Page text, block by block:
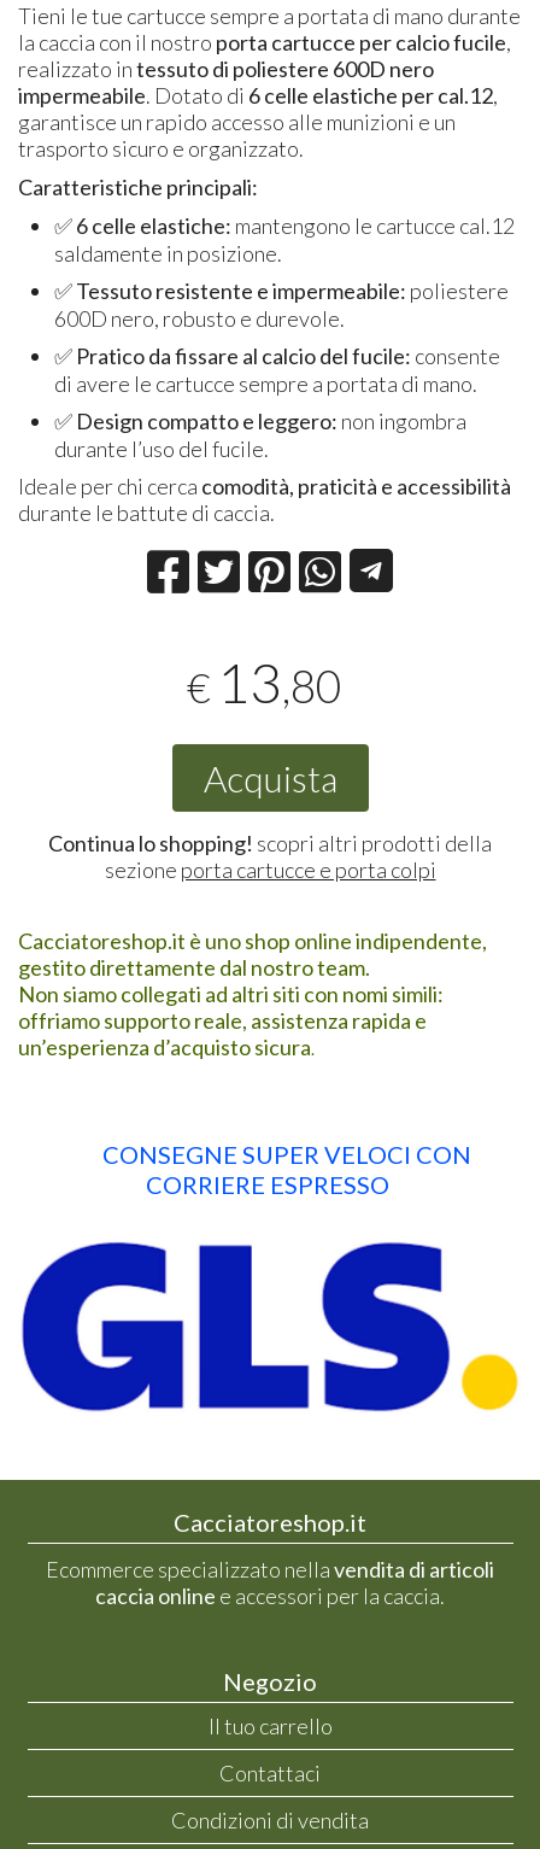
Tieni le tue cartucce sempre a portata di mano durante
la caccia con il nostro porta cartucce per calcio fucile,
realizzato intessuto di poliestere 600D nero
impermeabile. Dotato di 6 celle elastiche per cal.12,
garantisce un rapido accesso alle munizioni e un
trasporto sicuro e organizzato.
Caratteristiche principali:
✅6 celle elastiche: mantengono le cartucce cal.12
saldamente in posizione.
✅Tessuto resistente e impermeabile: poliestere
600D nero, robusto e durevole.
✅ Pratico da fissare al calcio del fucile: consente
di avere le cartucce sempre a portata di mano.
✅ Design compatto e leggero: non ingombra
durante l’uso del fucile.
Ideale per chi cerca comodità, praticità e accessibilità
durante le battute di caccia.
€ 13,80
Acquista
Continua lo shopping! scopri altri prodotti della
sezione porta cartucce e porta colpi
Cacciatoreshop.it è uno shop online indipendente,
gestito direttamente dal nostro team.
Non siamo collegati ad altri siti con nomi simili:
offriamo supporto reale, assistenza rapida e
un’esperienza d’acquisto sicura.
CONSEGNE SUPER VELOCI CON
CORRIERE ESPRESSO
Cacciatoreshop.it
Ecommerce specializzato nellavendita di articoli
caccia online e accessori per la caccia.
Negozio
Il tuo carrello
Contattaci
Condizioni di vendita